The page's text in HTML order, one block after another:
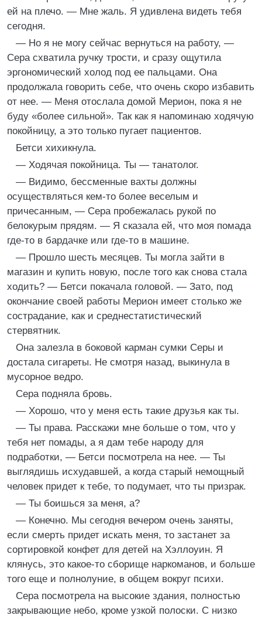
ей на плечо. — Мне жаль. Я удивлена видеть тебя
сегодня.
— Но я не могу сейчас вернуться на работу, —
Сера схватила ручку трости, и сразу ощутила
эргономический холод под ее пальцами. Она
продолжала говорить себе, что очень скоро избавить
от нее. — Меня отослала домой Мерион, пока я не
буду «более сильной». Так как я напоминаю ходячую
покойницу, а это только пугает пациентов.
Бетси хихикнула.
— Ходячая покойница. Ты — танатолог.
— Видимо, бессменные вахты должны
осуществляться кем-то более веселым и
причесанным, — Сера пробежалась рукой по
белокурым прядям. — Я сказала ей, что моя помада
где-то в бардачке или где-то в машине.
— Прошло шесть месяцев. Ты могла зайти в
магазин и купить новую, после того как снова стала
ходить? — Бетси покачала головой. — Зато, под
окончание своей работы Мерион имеет столько же
сострадание, как и среднестатистический
стервятник.
Она залезла в боковой карман сумки Серы и
достала сигареты. Не смотря назад, выкинула в
мусорное ведро.
Сера подняла бровь.
— Хорошо, что у меня есть такие друзья как ты.
— Ты права. Расскажи мне больше о том, что у
тебя нет помады, а я дам тебе народу для
подработки, — Бетси посмотрела на нее. — Ты
выглядишь исхудавшей, а когда старый немощный
человек придет к тебе, то подумает, что ты призрак.
— Ты боишься за меня, а?
— Конечно. Мы сегодня вечером очень заняты,
если смерть придет искать меня, то застанет за
сортировкой конфет для детей на Хэллоуин. Я
клянусь, это какое-то сборище наркоманов, и больше
того еще и полнолуние, в общем вокруг психи.
Сера посмотрела на высокие здания, полностью
закрывающие небо, кроме узкой полоски. С низко